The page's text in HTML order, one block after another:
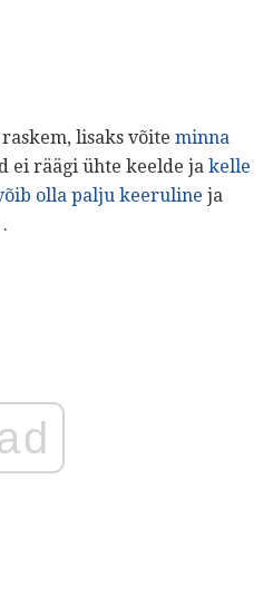
lisaks võite minna
ei räägi ühte keelde ja kelle
olla palju keeruline ja
.